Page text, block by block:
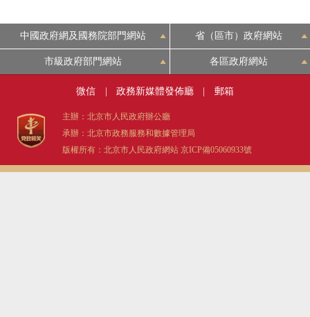
中國政府網及國務院部門網站 省（區市）政府網站
市級政府部門網站 各區政府網站
微信 政務新媒體發佈廳 郵箱
主辦：北京市人民政府辦公廳
承辦：北京市政務服務和數據管理局
版權所有：北京市人民政府網站 京ICP備05060933號